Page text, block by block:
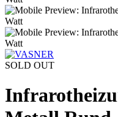
SOLD OUT